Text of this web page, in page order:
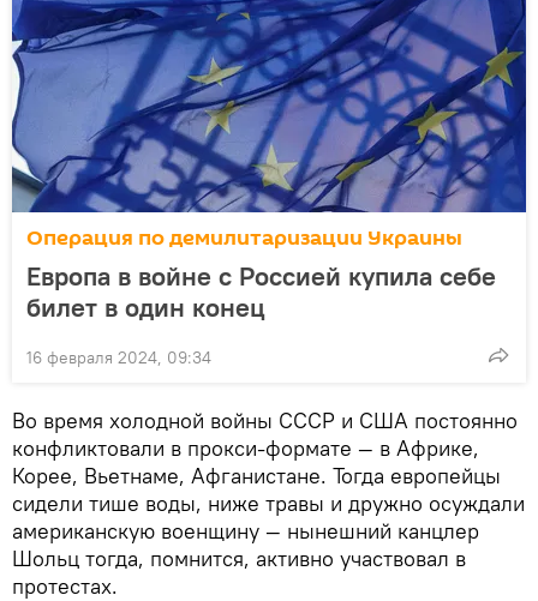
Операция по демилитаризации Украины
Европа в войне с Россией купила себе
билет в один конец
16 февраля 2024, 09:34
Во время холодной войны СССР и США постоянно
конфликтовали в прокси-формате — в Африке,
Корее, Вьетнаме, Афганистане. Тогда европейцы
сидели тише воды, ниже травы и дружно осуждали
американскую военщину — нынешний канцлер
Шольц тогда, помнится, активно участвовал в
протестах.